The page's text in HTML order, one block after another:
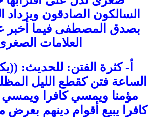
السالكون الصادقون ويزداد
بصدق المصطفى فيما أخبر
العلامات
أ- كثرة الفتن: للحديث:
الساعة فتن كقطع الليل
مؤمنا ويمسي كافرا ويمسي
كافرا يبيع أقوام دينهم بعرض من